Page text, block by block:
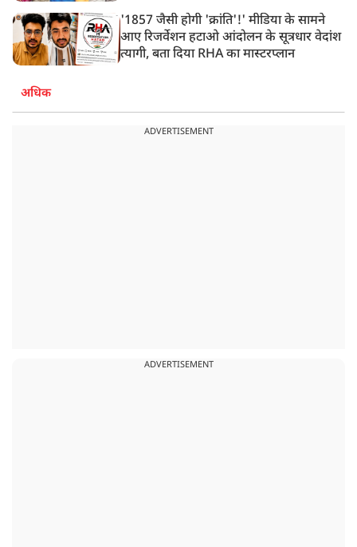
'1857 जैसी होगी 'क्रांति'!' मीडिया के सामने
आए रिजर्वेशन हटाओ आंदोलन के सूत्रधार वेदांश
त्यागी, बता दिया RHA का मास्टरप्लान
अधिक
ADVERTISEMENT
ADVERTISEMENT